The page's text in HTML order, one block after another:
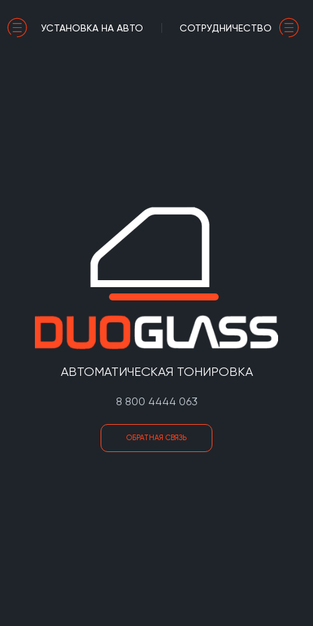
УСТАНОВКА НА АВТО СОТРУДНИЧЕСТВО
АВТОМАТИЧЕСКАЯ ТОНИРОВКА
8 800 4444 063
ОБРАТНАЯ СВЯЗЬ